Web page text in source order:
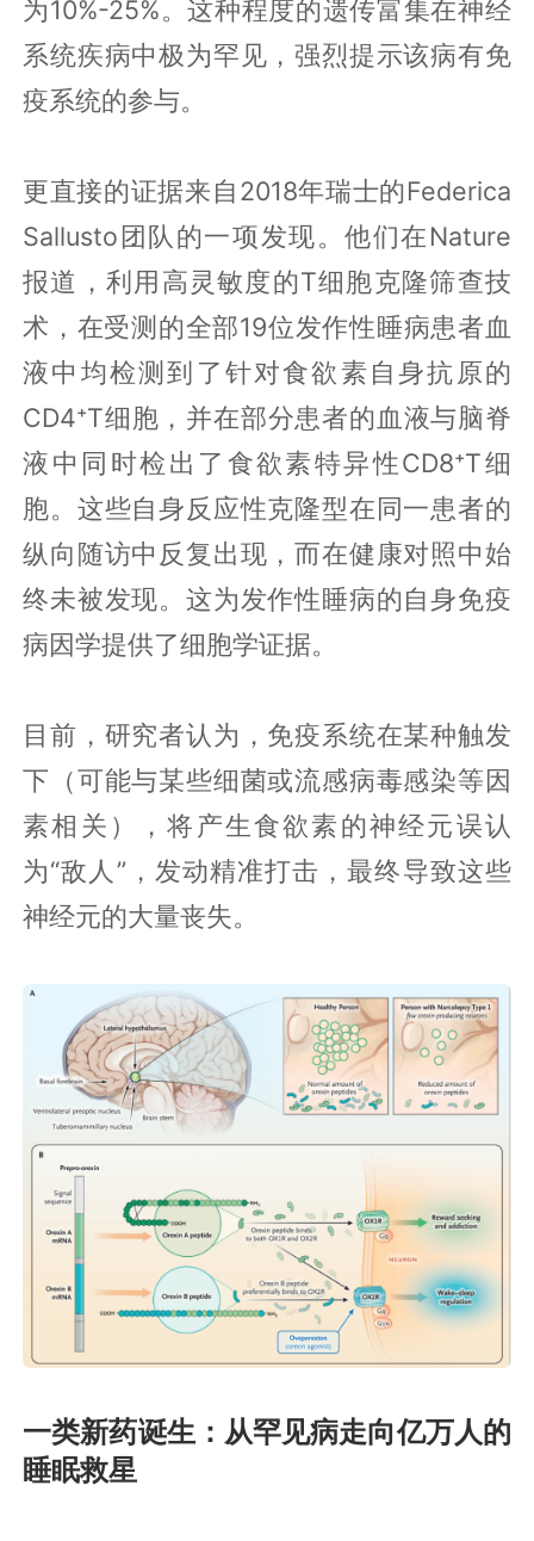
为10%-25%。这种程度的遗传富集在神经
系统疾病中极为罕见，强烈提示该病有免
疫系统的参与。
更直接的证据来自2018年瑞士的Federica
Sallusto团队的一项发现。他们在Nature
报道，利用高灵敏度的T细胞克隆筛查技
术，在受测的全部19位发作性睡病患者血
液中均检测到了针对食欲素自身抗原的
CD4⁺T细胞，并在部分患者的血液与脑脊
液中同时检出了食欲素特异性CD8⁺T细
胞。这些自身反应性克隆型在同一患者的
纵向随访中反复出现，而在健康对照中始
终未被发现。这为发作性睡病的自身免疫
病因学提供了细胞学证据。
目前，研究者认为，免疫系统在某种触发
下（可能与某些细菌或流感病毒感染等因
素相关），将产生食欲素的神经元误认
为“敌人”，发动精准打击，最终导致这些
神经元的大量丧失。
一类新药诞生：从罕见病走向亿万人的
睡眠救星